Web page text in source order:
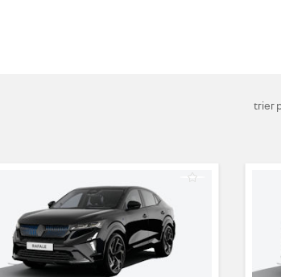
trier